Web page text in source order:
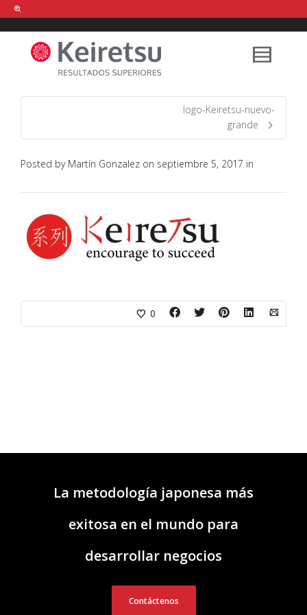
Help me Dante! I'm looking for new
shirts in a size medium
that cost
between £ . Show me all the
items, from the brandour legacy.
logo-Keiretsu-nuevo-
grande
Posted by Martín Gonzalez on septiembre 5, 2017 in
0
La metodología japonesa más
exitosa en el mundo para
desarrollar negocios
Contáctenos